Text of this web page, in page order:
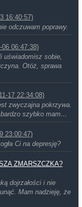
16:40:57)
odczuwam poprawy.
06 06:47:38)
uświadomisz sobie,
Otóż, sprawa
17 22:34:08)
zwyczajna pokrzywa.
szybko mam…
23:00:47)
Ci na depresję?
ZMARSZCZKA?
dojrzałości i nie
Mam nadzieję, że